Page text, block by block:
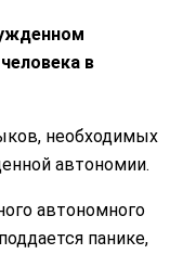
в
необходимых
автономии.
автономного
панике,